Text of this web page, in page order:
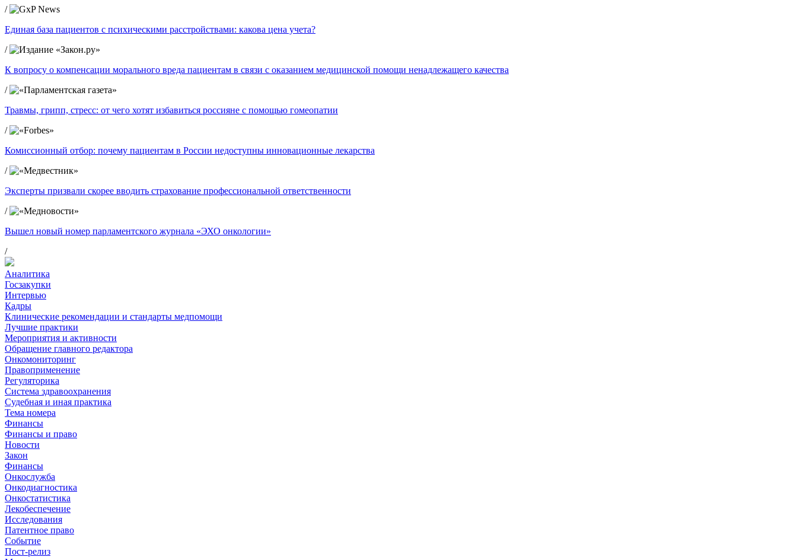
/
Единая база пациентов с психическими расстройствами: какова цена учета?
/
К вопросу о компенсации морального вреда пациентам в связи с оказанием медицинской помощи ненадлежащего качества
/
Травмы, грипп, стресс: от чего хотят избавиться россияне с помощью гомеопатии
/
Комиссионный отбор: почему пациентам в России недоступны инновационные лекарства
/
Эксперты призвали скорее вводить страхование профессиональной ответственности
/
Вышел новый номер парламентского журнала «ЭХО онкологии»
/
Аналитика
Госзакупки
Интервью
Кадры
Клинические рекомендации и стандарты медпомощи
Лучшие практики
Мероприятия и активности
Обращение главного редактора
Онкомониторинг
Правоприменение
Регуляторика
Система здравоохранения
Судебная и иная практика
Тема номера
Финансы
Финансы и право
Новости
Закон
Финансы
Онкослужба
Онкодиагностика
Онкостатистика
Лекобеспечение
Исследования
Патентное право
Событие
Пост-релиз